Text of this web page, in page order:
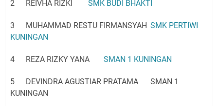
2 REIVHA RIZKI SMK BUDI BHAKTI
3 MUHAMMAD RESTU FIRMANSYAH SMK PERTIWI
KUNINGAN
4 REZA RIZKY YANA SMAN 1 KUNINGAN
5 DEVINDRA AGUSTIAR PRATAMA
SMAN 1
KUNINGAN